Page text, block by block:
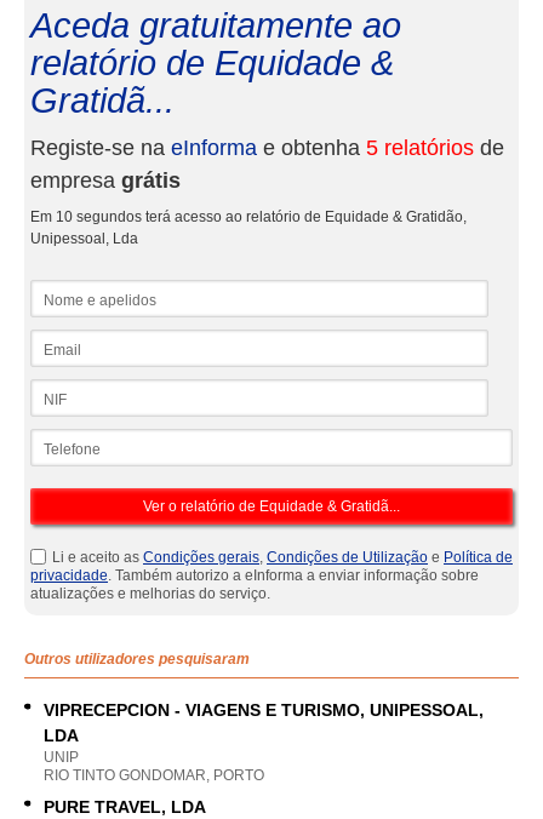
Aceda gratuitamente ao
relatório de Equidade &
Gratidã...
Registe-se na eInforma e obtenha 5 relatórios de
empresa grátis
Em 10 segundos terá acesso ao relatório de Equidade & Gratidão,
Unipessoal, Lda
Li e aceito as Condições gerais, Condições de Utilização e Política de
privacidade. Também autorizo a eInforma a enviar informação sobre
atualizações e melhorias do serviço.
Outros utilizadores pesquisaram
VIPRECEPCION - VIAGENS E TURISMO, UNIPESSOAL,
LDA
UNIP
RIO TINTO GONDOMAR, PORTO
PURE TRAVEL, LDA